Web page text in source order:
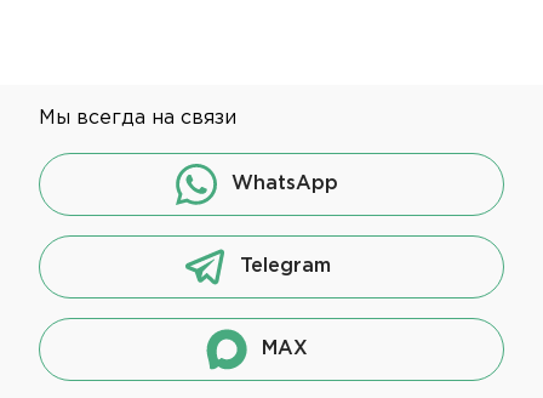
Мы всегда на связи
WhatsApp
Telegram
MAX